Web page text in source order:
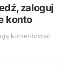
zaloguj
konto
komentować